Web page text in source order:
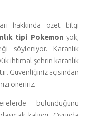
hakkında özet bilgi
tipi Pokemon yok,
söyleniyor. Karanlık
ihtimal şehrin karanlık
Güvenliğiniz açısından
öneririz.
bulunduğunu